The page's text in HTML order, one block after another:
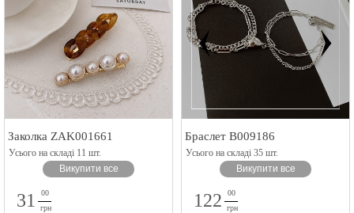
Заколка ZAK001661
Усього на складі 11 шт.
Викупити все
31
00
грн
Браслет B009186
Усього на складі 35 шт.
Викупити все
122
00
грн